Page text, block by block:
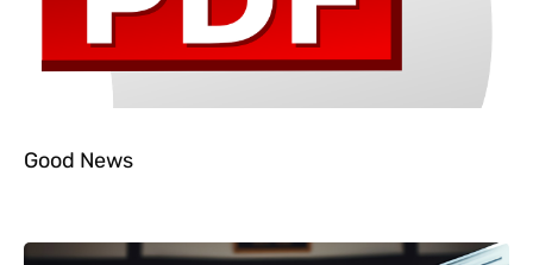
Good News